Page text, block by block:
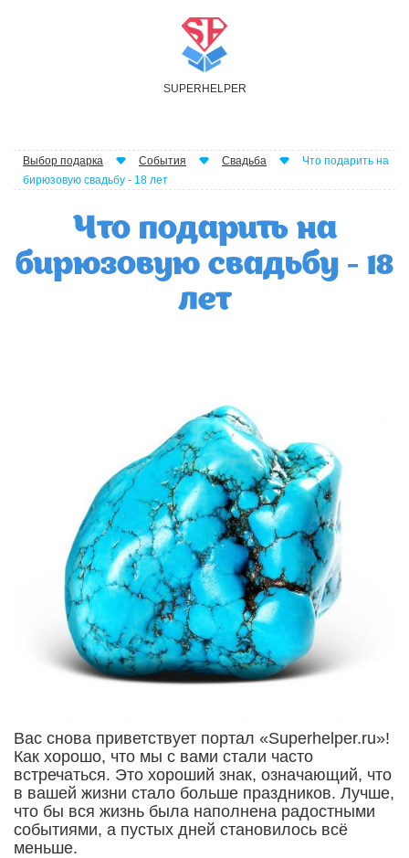
SUPER H ELPER
Выбор подарка События Свадьба
Что подарить на
бирюзовую свадьбу - 18 лет
Что подарить на
бирюзовую свадьбу - 18
лет
Вас снова приветствует портал «Superhelper.ru»!
Как хорошо, что мы с вами стали часто
встречаться. Это хороший знак, означающий, что
в вашей жизни стало больше праздников. Лучше,
что бы вся жизнь была наполнена радостными
событиями, а пустых дней становилось всё
меньше.